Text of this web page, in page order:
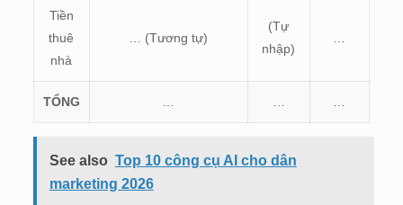
Tiền
thuê
nhà
… (Tương tự)
(Tự
nhập)
TỔNG
See also Top 10 công cụ AI cho dân
marketing 2026